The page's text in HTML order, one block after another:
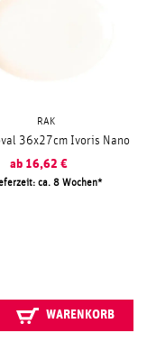
RAK
36x27cm Ivoris Nano
ab 16,62 €
ca. 8 Wochen
WARENKORB